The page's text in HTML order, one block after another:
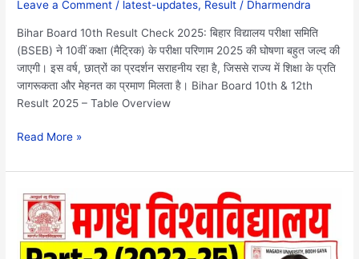
Leave a Comment / latest-updates, Result / Dharmendra
Bihar Board 10th Result Check 2025: बिहार विद्यालय परीक्षा समिति
(BSEB) ने 10वीं कक्षा (मैट्रिक) के परीक्षा परिणाम 2025 की घोषणा बहुत जल्द की
जाएगी। इस वर्ष, छात्रों का प्रदर्शन सराहनीय रहा है, जिससे राज्य में शिक्षा के प्रति
जागरूकता और मेहनत का प्रमाण मिलता है। Bihar Board 10th & 12th
Result 2025 – Table Overview
जारी.
Read More »
Magadh
University
Part